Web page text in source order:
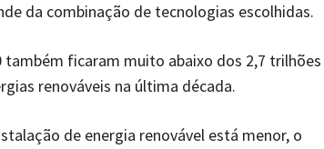
da combinação de tecnologias escolhidas.
ficaram muito abaixo dos 2,7 trilhões
renováveis na última década.
de energia renovável está menor, o